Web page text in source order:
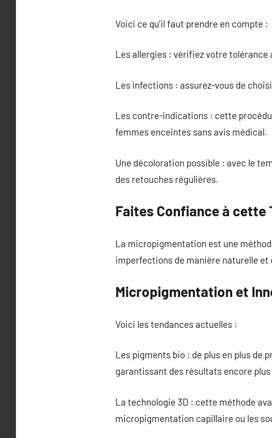
Voici ce qu’il faut prendre en compte :
Les allergies : vérifiez votre
Les infections : assurez-vous de
Les contre-indications : cette
femmes enceintes sans avis médical.
Une décoloration possible : avec le
des retouches régulières.
Faites Confiance à cette
La micropigmentation est une
imperfections de manière naturelle et
Micropigmentation et
Voici les tendances actuelles :
Les pigments bio : de plus en plus de
garantissant des résultats encore
La technologie 3D : cette méthode
micropigmentation capillaire ou les